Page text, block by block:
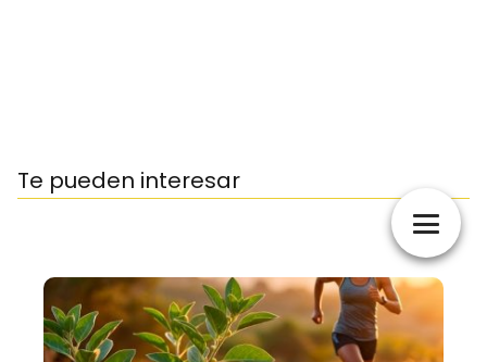
Te pueden interesar